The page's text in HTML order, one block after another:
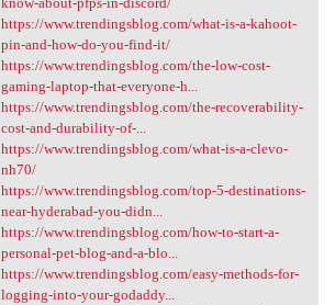
https://www.trendingsblog.com/what-is-a-kahoot-
pin-and-how-do-you-find-it/
https://www.trendingsblog.com/the-low-cost-
gaming-laptop-that-everyone-h...
https://www.trendingsblog.com/the-recoverability-
cost-and-durability-of-...
https://www.trendingsblog.com/what-is-a-clevo-
nh70/
https://www.trendingsblog.com/top-5-destinations-
near-hyderabad-you-didn...
https://www.trendingsblog.com/how-to-start-a-
personal-pet-blog-and-a-blo...
https://www.trendingsblog.com/easy-methods-for-
logging-into-your-godaddy...